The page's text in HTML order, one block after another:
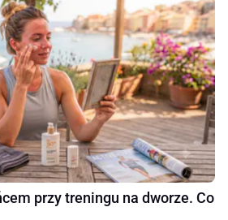
przy treningu na dworze. Co